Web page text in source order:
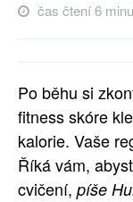
čas čtení 6
Po běhu si
fitness skóre
kalorie. Vaše
Říká vám,
cvičení, píše